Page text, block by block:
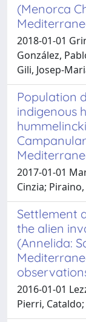
(Menorca
2018-01-01
González,
Gili, Josep-
Population
indigenous
2017-01-01
Cinzia;
Settlement
the alien
(Annelida:
2016-01-01
Pierri,